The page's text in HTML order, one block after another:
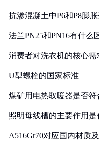
抗渗混凝土中P6和P8膨
法兰PN25和PN16有什么
消费者对洗衣机的核心
U型螺栓的国家标准
煤矿用电热取暖器是否
照明母线槽的主要作用是
A516Gr70对应国内材质